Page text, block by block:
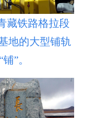
藏铁路格拉段
地的大型铺轨
”。